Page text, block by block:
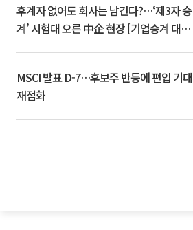
후계자 없어도 회사는 남긴다?…‘제3자 승
계’ 시험대 오른 中企 현장 [기업승계 대전
MSCI 발표 D-7…후보주 반등에 편입 기대
재점화